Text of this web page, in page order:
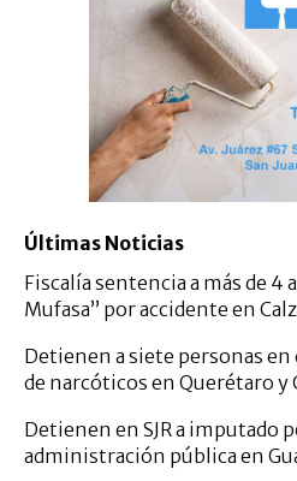
Últimas Noticias
Fiscalía sentencia a más de 4
Mufasa” por accidente en
Detienen a siete personas
de narcóticos en Querétaro y
Detienen en SJR a imputado
administración pública en